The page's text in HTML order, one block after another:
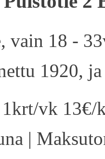
vain 18 -
1920,
1krt/vk
|